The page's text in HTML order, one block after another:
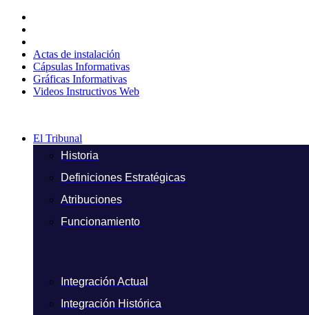
contenido
Actas de instalación
Cápsulas Informativas
Gráficas Informativas
Videos Instructivos Web
El Tribunal
Historia
Definiciones Estratégicas
Atribuciones
Funcionamiento
Integración Actual
Integración Histórica